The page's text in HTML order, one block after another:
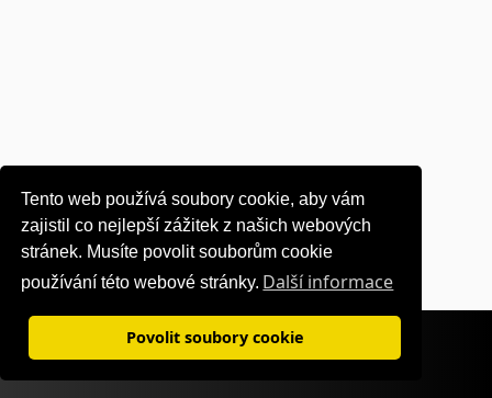
Tento web používá soubory cookie, aby vám
zajistil co nejlepší zážitek z našich webových
stránek. Musíte povolit souborům cookie
používání této webové stránky. Další informace
Povolit soubory cookie
Podmínky použití|Zásady ochrany osobních údajů
©1995-2026 OKI Europe Ltd. Všechna práva vyhrazena.